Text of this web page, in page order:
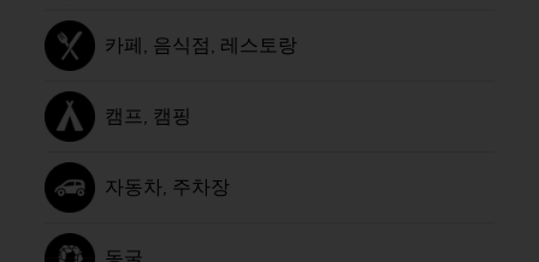
카페, 음식점, 레스토랑
캠프, 캠핑
자동차, 주차장